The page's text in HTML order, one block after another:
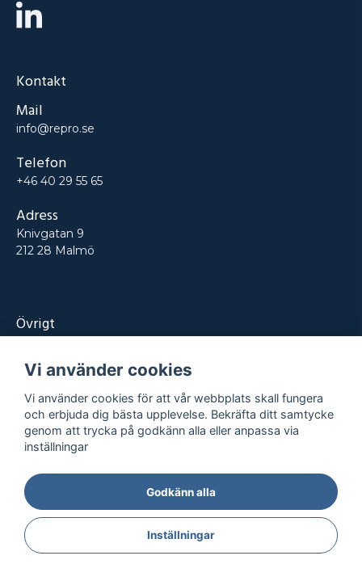
Kontakt
Mail
info@repro.se
Telefon
+46 40 29 55 65
Adress
Knivgatan 9
212 28 Malmö
Övrigt
Tjänster
Kontakt
Projekt
2026- Alla rättigheter reserverade
IntegritetspolicyKöpvillkor
Vi använder cookies
Vi använder cookies för att vår webbplats skall fungera
och erbjuda dig bästa upplevelse. Bekräfta ditt samtycke
genom att trycka på godkänn alla eller anpassa via
inställningar
Godkänn alla
Inställningar